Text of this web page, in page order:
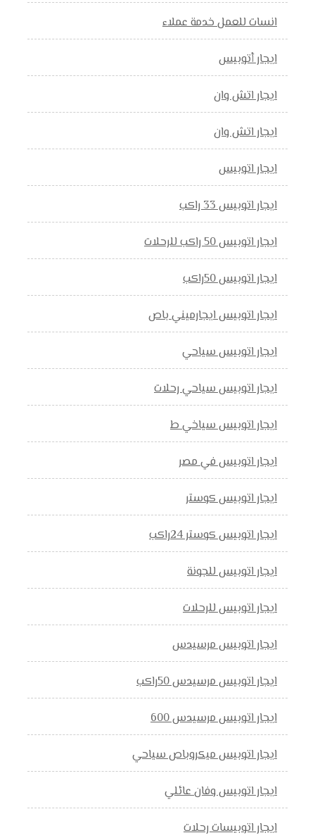
انسات للعمل خدمة عملاء
ايجار أتوبيس
ايجار اتش وان
ايجار اتش وان
ايجار اتوبيس
ايجار اتوبيس 33 راكب
ايجار اتوبيس 50 راكب للرحلات
ايجار اتوبيس 50راكب
ايجار اتوبيس ايجارميني باص
ايجار اتوبيس سياحي
ايجار اتوبيس سياحي رحلات
ايجار اتوبيس سياخي ط
ايجار اتوبيس في مصر
ايجار اتوبيس كوستر
ايجار اتوبيس كوستر 24راكب
ايجار اتوبيس للجونة
ايجار اتوبيس للرحلات
ايجار اتوبيس مرسيدس
ايجار اتوبيس مرسيدس 50راكب
ايجار اتوبيس مرسيدس 600
ايجار اتوبيس ميكروباص سياحي
ايجار اتوبيس وفان عائلي
ايجار اتوبيسات رحلات